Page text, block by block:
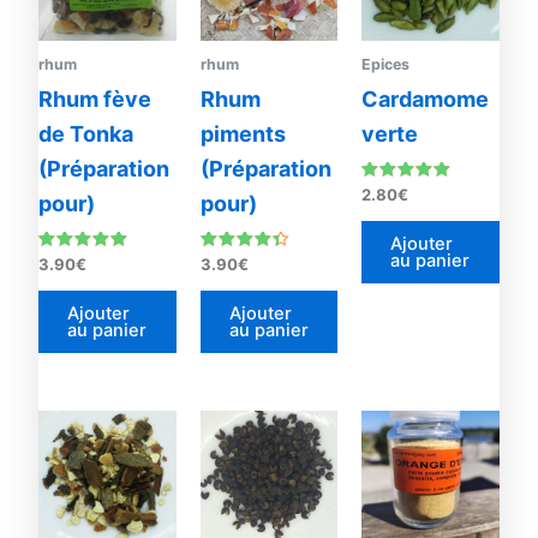
rhum
Rhum fève
de Tonka
(Préparation
pour)
Note
5.00
sur 5
3.90€
Ajouter
au panier
rhum
Rhum
piments
(Préparation
pour)
Note
4.18
sur 5
3.90€
Ajouter
au panier
Epices
Cardamome
verte
Note
5.00
sur 5
2.80€
Ajouter
au panier